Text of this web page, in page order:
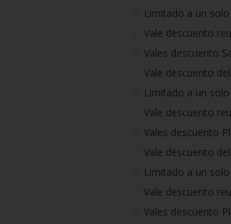
Limitado a un
Vale descuento
Vales descuento
Vale descuento
Limitado a un
Vale descuento
Vales descuento
Vale descuento
Limitado a un
Vale descuento
Vales descuento